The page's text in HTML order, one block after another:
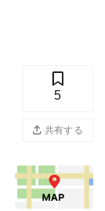
5
共有する